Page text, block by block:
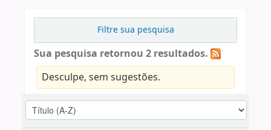
Filtre sua pesquisa
Sua pesquisa retornou 2 resultados.
Desculpe, sem sugestões.